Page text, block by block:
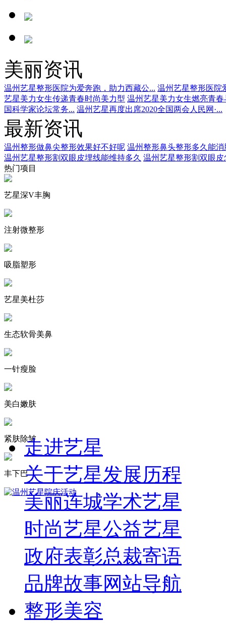
美丽资讯
温州艺星整形医院为爱奔跑，助力西藏公... 温州艺星整形医院
艺星美力女生传递青春时尚美力型 温州艺星美力女生燃亮青春
国科学家论坛常务... 温州艺星再度出席2020全国两会人民网·...
最新资讯
温州整形做鼻尖整形效果好不好呢 温州整形鼻头整形多久能消
温州艺星整形割双眼皮埋线能维持多久 温州艺星整形割双眼皮
热门项目
艺星深V丰胸
注射微整形
吸脂塑形
艺星美杜莎
生态软骨美鼻
一针瘦脸
美白嫩肤
紧肤除皱
丰下巴
走进艺星
关于艺星发展历程
美丽连城学术艺星
时尚艺星公益艺星
政府表彰总裁寄语
品牌故事网站导航
整形美容